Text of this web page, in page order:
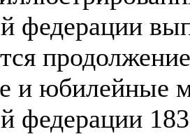
федерации
и юбилейные
федерации